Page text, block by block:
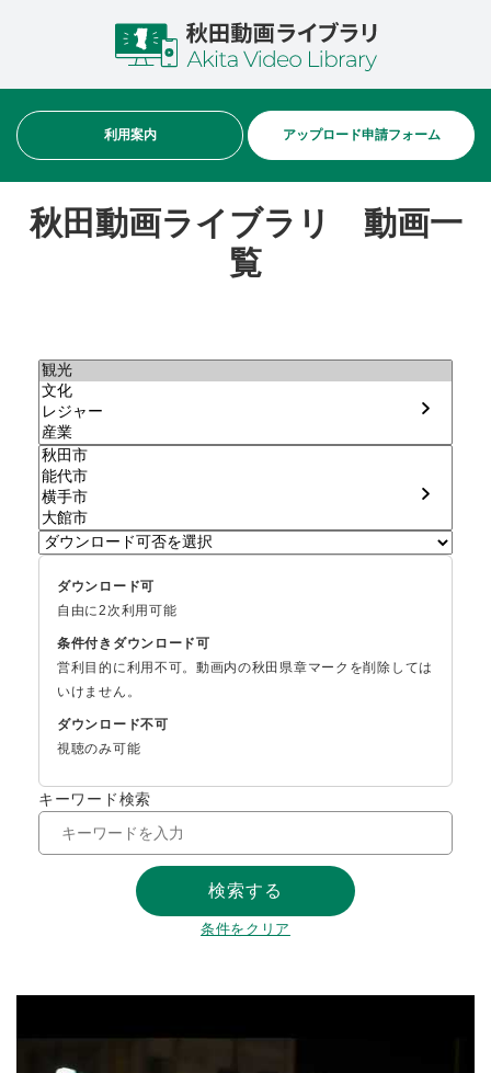
利用案内 アップロード申請フォーム
秋田動画ライブラリ 動画一
覧
ダウンロード可
自由に2次利用可能
条件付きダウンロード可
営利目的に利用不可。動画内の秋田県章マークを削除しては
いけません。
ダウンロード不可
視聴のみ可能
キーワード検索
検索する
条件をクリア